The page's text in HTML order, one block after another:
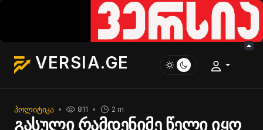
VERSIA.GE
ᲞᲝᲚᲘᲢᲘᲙᲐ 2 m
811
გასული რამდენიმე წელი იყო